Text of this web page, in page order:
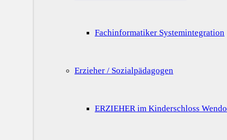
Fachinformatiker Systemintegration
Erzieher / Sozialpädagogen
ERZIEHER im Kinderschloss